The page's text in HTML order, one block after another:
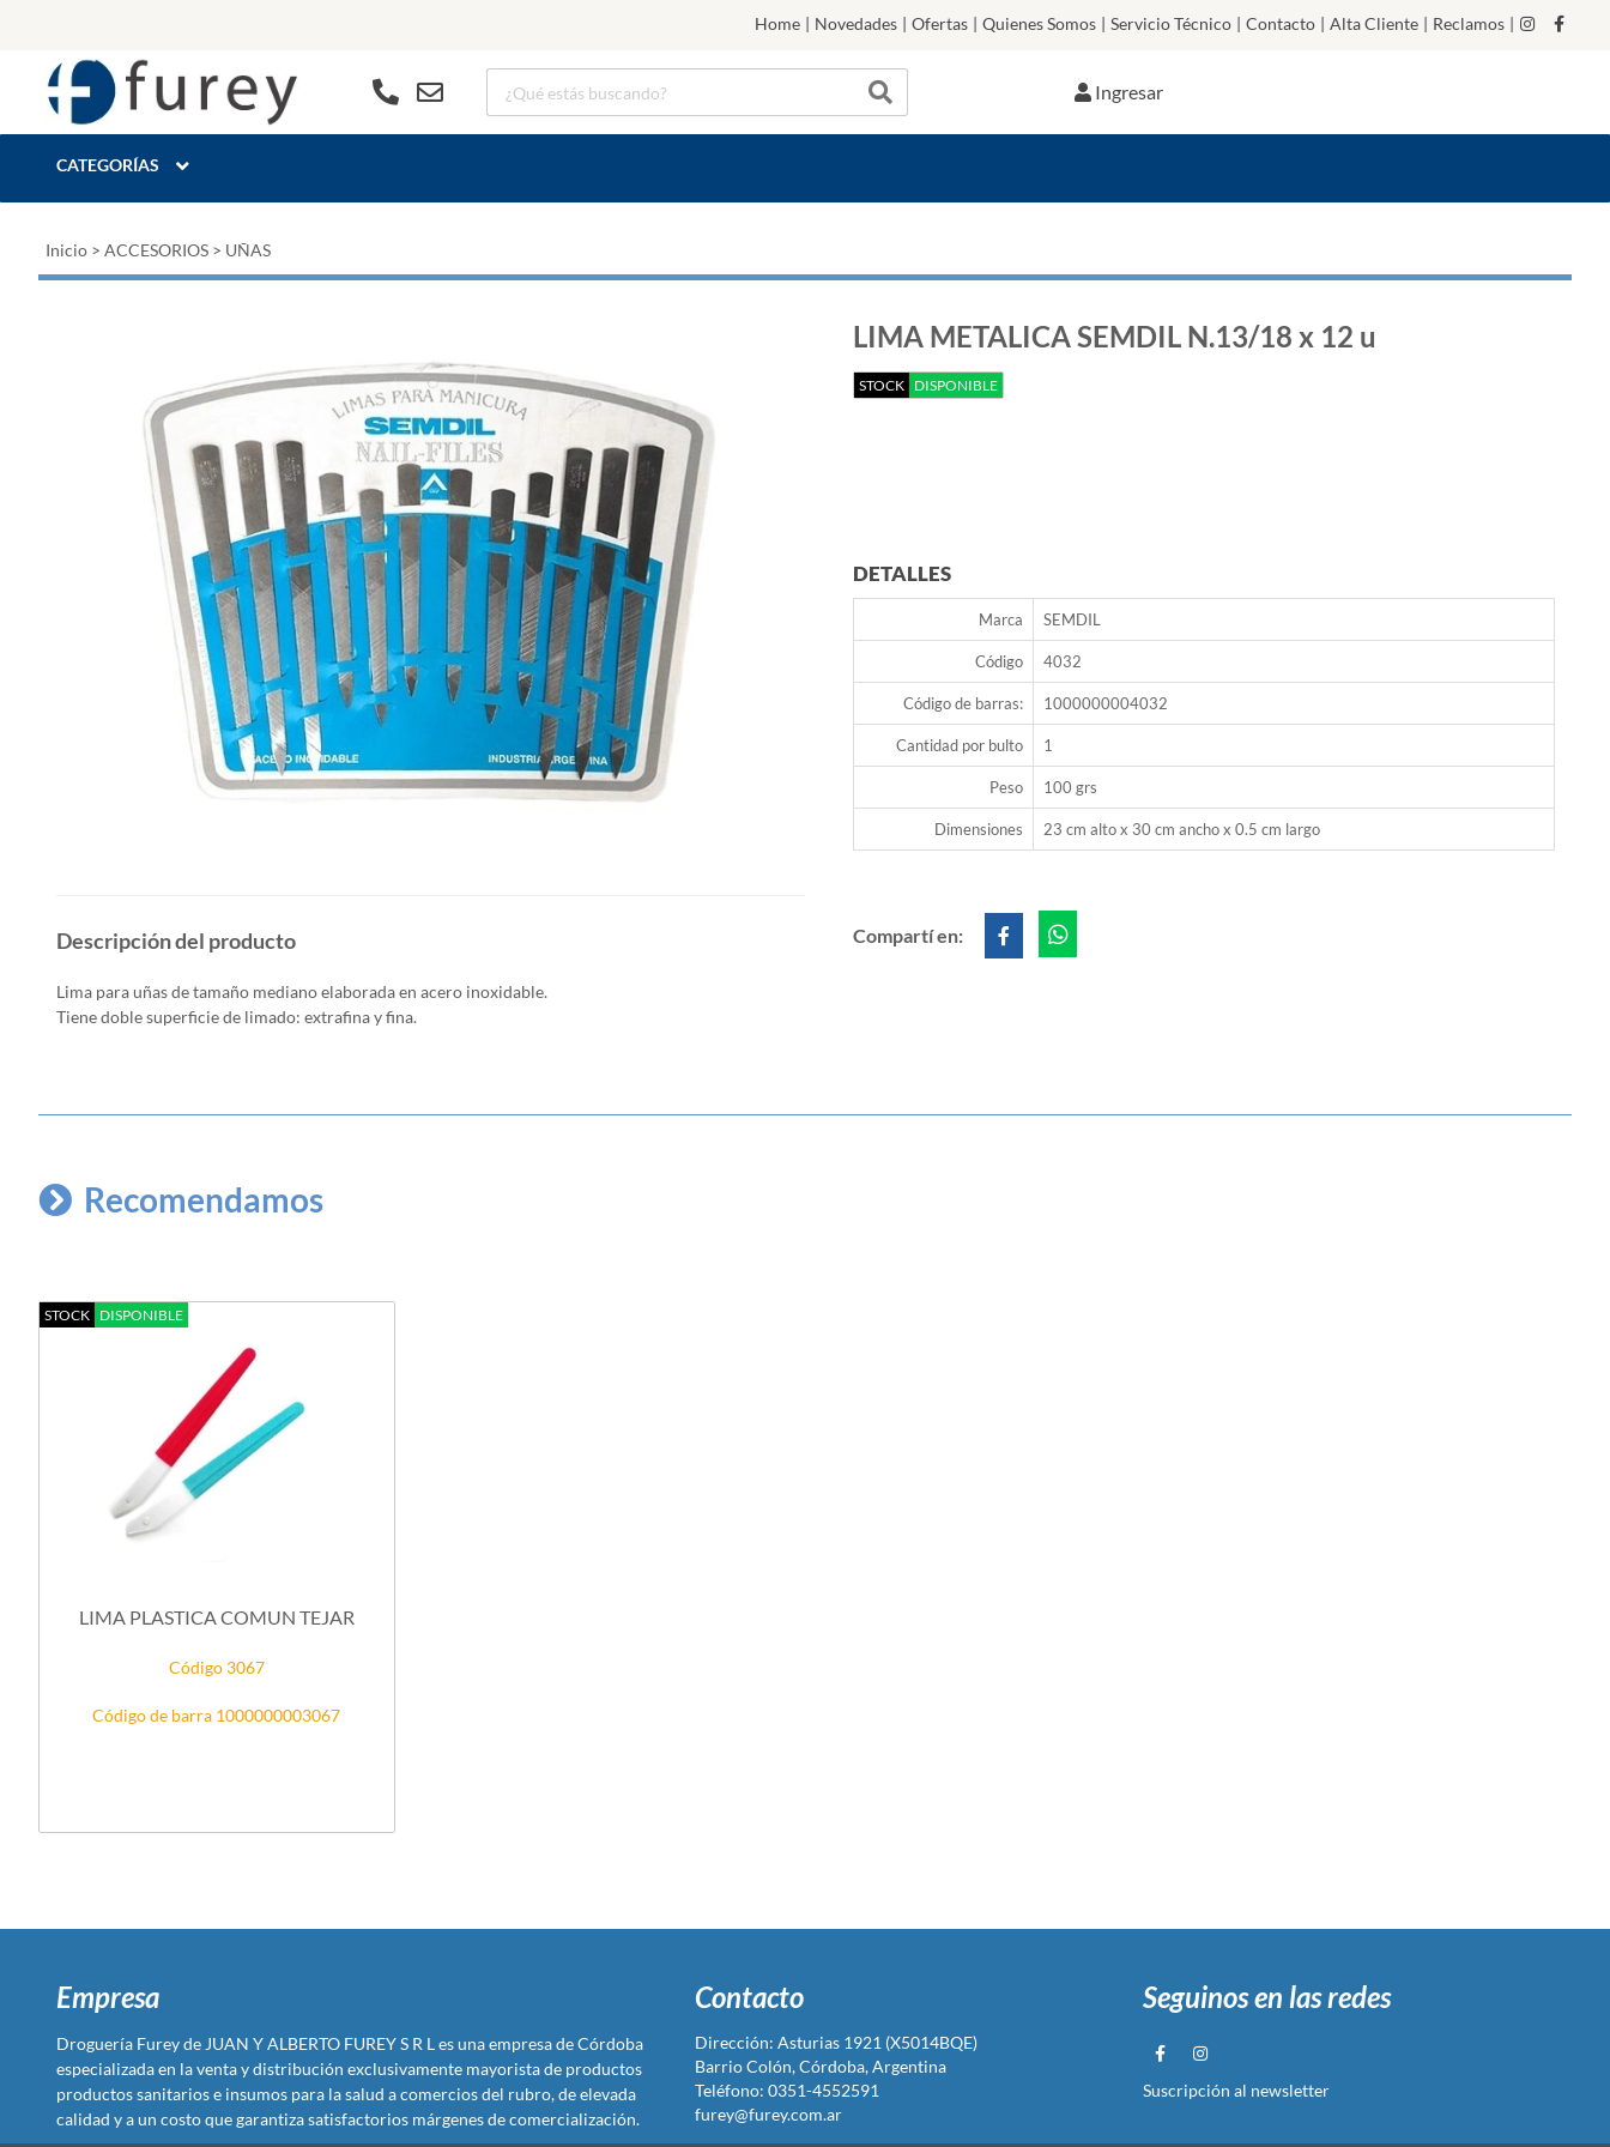
Home | Novedades | Ofertas | Quienes Somos | Servicio Técnico | Contacto | Alta Cliente | Reclamos |
Ingresar
CATEGORÍAS
Inicio > ACCESORIOS > UÑAS
LIMA METALICA SEMDIL N.13/18 x 12 u
STOCK DISPONIBLE
DETALLES
Marca SEMDIL
Código 4032
Código de barras: 1000000004032
Cantidad por bulto 1
Peso 100 grs
Dimensiones 23 cm alto x 30 cm ancho x 0.5 cm largo
Compartí en:
Descripción del producto
Lima para uñas de tamaño mediano elaborada en acero inoxidable.
Tiene doblesuperficie de limado: extrafina y fina.
Recomendamos
STOCK DISPONIBLE
LIMA PLASTICA COMUN TEJAR
Código 3067
Código de barra 1000000003067
Empresa
Droguería Furey de JUAN Y ALBERTO FUREY S R L es una empresa de Córdoba
especializada en la venta y distribución exclusivamente mayorista de productos
productos sanitarios e insumos para la salud a comercios del rubro, de elevada
calidad y a un costo que garantiza satisfactorios márgenes de comercialización.
Contacto
Dirección: Asturias 1921 (X5014BQE)
Barrio Colón, Córdoba, Argentina
Teléfono: 0351-4552591
furey@furey.com.ar
Seguinos en las redes
Suscripción al newsletter